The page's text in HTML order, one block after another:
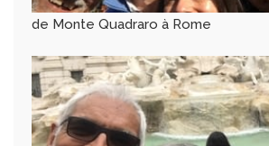
de Monte Quadraro à Rome